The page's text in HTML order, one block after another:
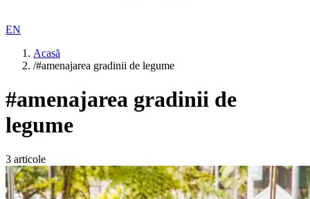
EN
Acasă
/#amenajarea gradinii de legume
#amenajarea gradinii de
legume
3 articole